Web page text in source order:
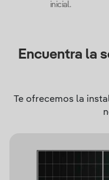
inicial.
Encuentra la
Te ofrecemos la